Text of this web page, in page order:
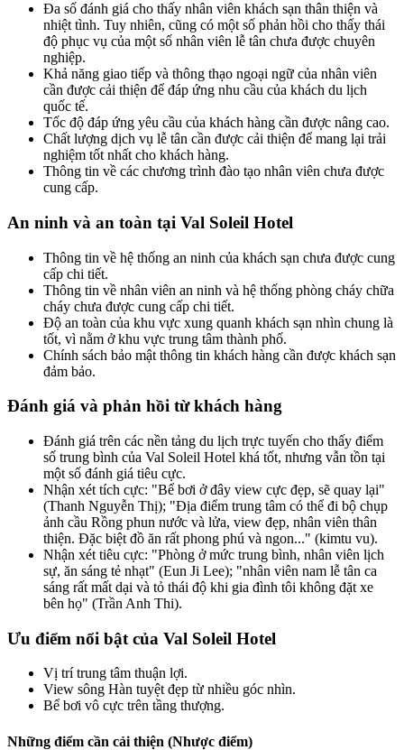
Đa số đánh giá cho thấy nhân viên khách sạn thân thiện và
nhiệt tình. Tuy nhiên, cũng có một số phản hồi cho thấy thái
độ phục vụ của một số nhân viên lễ tân chưa được chuyên
nghiệp.
Khả năng giao tiếp và thông thạo ngoại ngữ của nhân viên
cần được cải thiện để đáp ứng nhu cầu của khách du lịch
quốc tế.
Tốc độ đáp ứng yêu cầu của khách hàng cần được nâng cao.
Chất lượng dịch vụ lễ tân cần được cải thiện để mang lại trải
nghiệm tốt nhất cho khách hàng.
Thông tin về các chương trình đào tạo nhân viên chưa được
cung cấp.
An ninh và an toàn tại Val Soleil Hotel
Thông tin về hệ thống an ninh của khách sạn chưa được cung
cấp chi tiết.
Thông tin về nhân viên an ninh và hệ thống phòng cháy chữa
cháy chưa được cung cấp chi tiết.
Độ an toàn của khu vực xung quanh khách sạn nhìn chung là
tốt, vì nằm ở khu vực trung tâm thành phố.
Chính sách bảo mật thông tin khách hàng cần được khách sạn
đảm bảo.
Đánh giá và phản hồi từ khách hàng
Đánh giá trên các nền tảng du lịch trực tuyến cho thấy điểm
số trung bình của Val Soleil Hotel khá tốt, nhưng vẫn tồn tại
một số đánh giá tiêu cực.
Nhận xét tích cực: "Bể bơi ở đây view cực đẹp, sẽ quay lại"
(Thanh Nguyễn Thị); "Địa điểm trung tâm có thể đi bộ chụp
ảnh cầu Rồng phun nước và lửa, view đẹp, nhân viên thân
thiện. Đặc biệt đồ ăn rất phong phú và ngon..." (kimtu vu).
Nhận xét tiêu cực: "Phòng ở mức trung bình, nhân viên lịch
sự, ăn sáng tẻ nhạt" (Eun Ji Lee); "nhân viên nam lễ tân ca
sáng rất mất dại và tỏ thái độ khi gia đình tôi không đặt xe
bên họ" (Trần Anh Thi).
Ưu điểm nổi bật của Val Soleil Hotel
Vị trí trung tâm thuận lợi.
View sông Hàn tuyệt đẹp từ nhiều góc nhìn.
Bể bơi vô cực trên tầng thượng.
Những điểm cần cải thiện (Nhược điểm)